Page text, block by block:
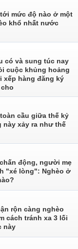
mức độ nào ở một
khổ nhất nước
có và sung túc nay
cuộc khủng hoảng
xếp hàng đăng ký
cầu giữa thế kỷ
xảy ra như thế
động, người mẹ
"xé lòng": Nghèo ở
rộn càng nghèo
cách tránh xa 3 lối
này